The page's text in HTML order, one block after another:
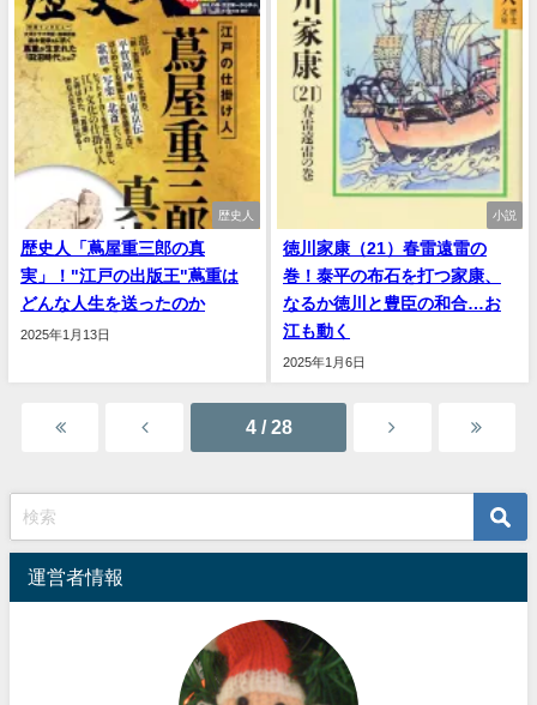
歴史人
歴史人「蔦屋重三郎の真
実」！"江戸の出版王"蔦重は
どんな人生を送ったのか
2025年1月13日
小説
徳川家康（21）春雷遠雷の
巻！泰平の布石を打つ家康、
なるか徳川と豊臣の和合…お
江も動く
2025年1月6日
4 / 28
運営者情報